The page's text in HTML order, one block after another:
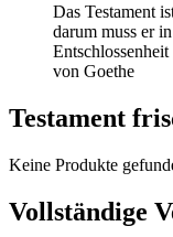
Das Testament
darum muss er
von Goethe
Testament
Keine Produkte
Vollständige